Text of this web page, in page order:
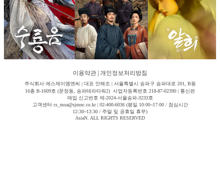
이용약관 개인정보처리방침
주식회사 에스제이엠엔씨 | 대표 안해조 | 서울특별시 송파구 송파대로 201, B동
16층 B-1609호 (문정동, 송파테라타워2) 사업자등록번호 218-87-02390 | 통신판
매업 신고번호 제-2024-서울송파-3233호
고객센터 cs_moa@sjmnc.co.kr | 02-400-6036 (평일 10:00~17:00 / 점심시간
12:30~13:30 / 주말 및 공휴일 휴무)
AsiaN. ALL RIGHTS RESERVED